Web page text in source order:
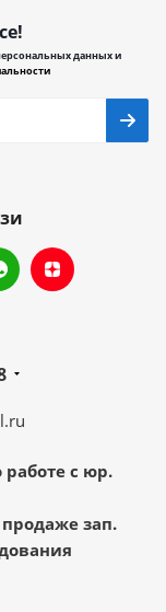
данных и
работе с юр.
зап.